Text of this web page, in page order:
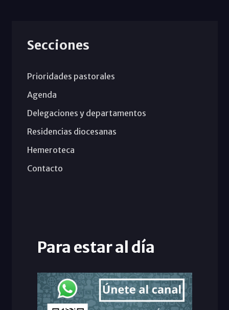
Secciones
Prioridades pastorales
Agenda
Delegaciones y departamentos
Residencias diocesanas
Hemeroteca
Contacto
Para estar al día